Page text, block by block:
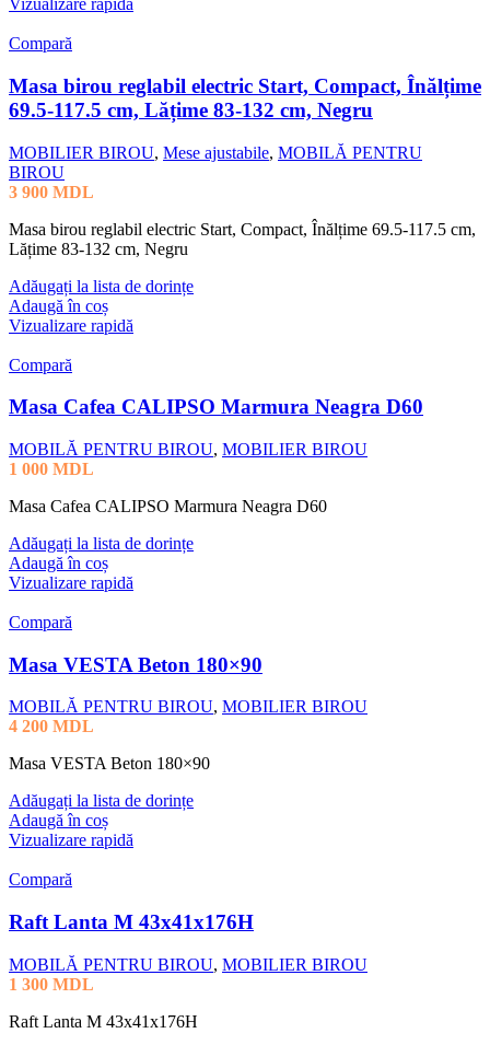
Vizualizare rapidă
Compară
Masa birou reglabil electric Start, Compact, Înălțime
69.5-117.5 cm, Lățime 83-132 cm, Negru
MOBILIER BIROU, Mese ajustabile, MOBILĂ PENTRU
BIROU
3 900 MDL
Masa birou reglabil electric Start, Compact, Înălțime 69.5-117.5 cm,
Lățime 83-132 cm, Negru
Adăugați la lista de dorințe
Adaugă în coș
Vizualizare rapidă
Compară
Masa Cafea CALIPSO Marmura Neagra D60
MOBILĂ PENTRU BIROU, MOBILIER BIROU
1 000 MDL
Masa Cafea CALIPSO Marmura Neagra D60
Adăugați la lista de dorințe
Adaugă în coș
Vizualizare rapidă
Compară
Masa VESTA Beton 180×90
MOBILĂ PENTRU BIROU, MOBILIER BIROU
4 200 MDL
Masa VESTA Beton 180×90
Adăugați la lista de dorințe
Adaugă în coș
Vizualizare rapidă
Compară
Raft Lanta M 43x41x176H
MOBILĂ PENTRU BIROU, MOBILIER BIROU
1 300 MDL
Raft Lanta M 43x41x176H